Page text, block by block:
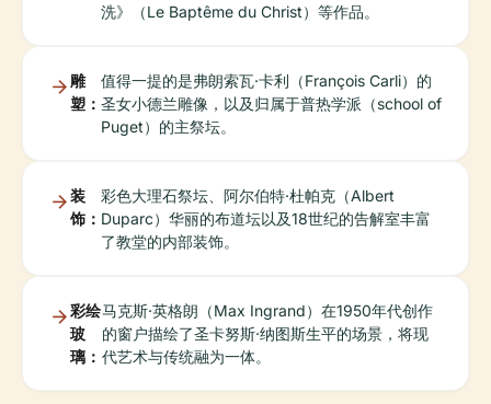
洗》（Le Baptême du Christ）等作品。
雕
塑：
值得一提的是弗朗索瓦·卡利（François Carli）的
圣女小德兰雕像，以及归属于普热学派（school of
Puget）的主祭坛。
装
饰：
彩色大理石祭坛、阿尔伯特·杜帕克（Albert
Duparc）华丽的布道坛以及18世纪的告解室丰富
了教堂的内部装饰。
彩绘
玻
璃：
马克斯·英格朗（Max Ingrand）在1950年代创作
的窗户描绘了圣卡努斯·纳图斯生平的场景，将现
代艺术与传统融为一体。